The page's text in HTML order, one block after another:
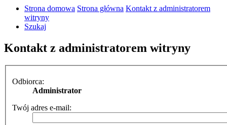
Strona domowa Strona główna Kontakt z administratorem
witryny
Szukaj
Kontakt z administratorem witryny
Odbiorca:
Administrator
Twój adres e-mail: